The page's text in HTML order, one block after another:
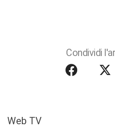
Condividi
Web TV